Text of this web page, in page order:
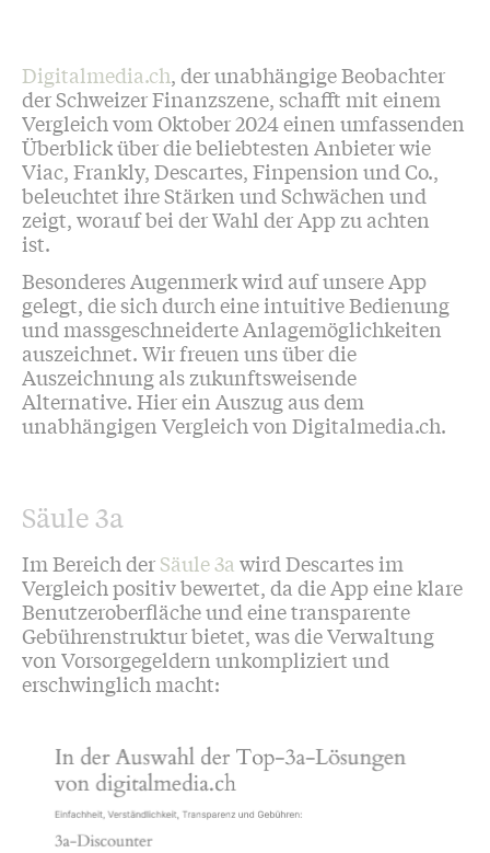
Digitalmedia.ch, der unabhängige Beobachter
der Schweizer Finanzszene, schafft mit einem
Vergleich vom Oktober 2024 einen umfassenden
Überblick über die beliebtesten Anbieter wie
Viac, Frankly, Descartes, Finpension und Co.,
beleuchtet ihre Stärken und Schwächen und
zeigt, worauf bei der Wahl der App zu achten
ist.
Besonderes Augenmerk wird auf unsere App
gelegt, die sich durch eine intuitive Bedienung
und massgeschneiderte Anlagemöglichkeiten
auszeichnet. Wir freuen uns über die
Auszeichnung als zukunftsweisende
Alternative. Hier ein Auszug aus dem
unabhängigen Vergleich von Digitalmedia.ch.
Säule 3a
Im Bereich derSäule 3a wird Descartes im
Vergleich positiv bewertet, da die App eine klare
Benutzeroberfläche und eine transparente
Gebührenstruktur bietet, was die Verwaltung
von Vorsorgegeldern unkompliziert und
erschwinglich macht: